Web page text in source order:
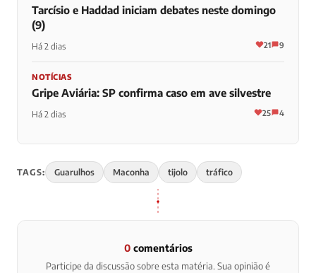
Tarcísio e Haddad iniciam debates neste domingo
(9)
Há 2 dias 21 9
NOTÍCIAS
Gripe Aviária: SP confirma caso em ave silvestre
Há 2 dias 25 4
TAGS: Guarulhos Maconha tijolo tráfico
0comentários
Participe da discussão sobre esta matéria. Sua opinião é